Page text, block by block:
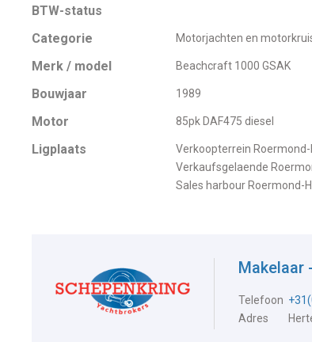
BTW-status
Categorie
Motorjachten en
Merk / model Beachcraft 1000 GSAK
Bouwjaar 1989
Motor 85pk DAF475 diesel
Ligplaats
Verkoopterrein
Verkaufsgelaende
Sales harbour Roermond-
Makelaar
Telefoon
Adres